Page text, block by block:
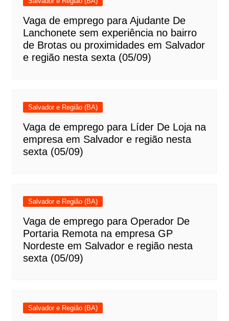
Vaga de emprego para Ajudante De
Lanchonete sem experiência no bairro
de Brotas ou proximidades em Salvador
e região nesta sexta (05/09)
Salvador e Região (BA)
Vaga de emprego para Líder De Loja na
empresa em Salvador e região nesta
sexta (05/09)
Salvador e Região (BA)
Vaga de emprego para Operador De
Portaria Remota na empresa GP
Nordeste em Salvador e região nesta
sexta (05/09)
Salvador e Região (BA)